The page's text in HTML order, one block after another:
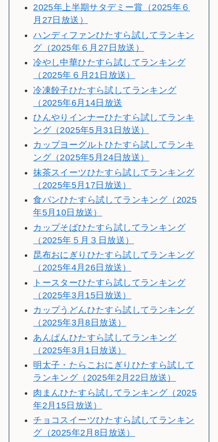
2025年上半期サタデミー賞（2025年６
月27日放送）
ハンディファンひたすら試してランキン
グ（2025年６月27日放送）
冷やし中華ひたすら試してランキング
（2025年６月21日放送）
冷凍餃子ひたすら試してランキング
（2025年6月14日放送
ひんやりインナーひたすら試してランキ
ング（2025年5月31日放送）
カップヨーグルトひたすら試してランキ
ング（2025年5月24日放送）
抹茶スイーツひたすら試してランキング
（2025年5月17日放送）
食パンひたすら試してランキング（2025
年5月10日放送）
カップそばひたすら試してランキング
（2025年５月３日放送）
昆布おにぎりひたすら試してランキング
（2025年4月26日放送）
トースターひたすら試してランキング
（2025年3月15日放送）
カップうどんひたすら試してランキング
（2025年3月8日放送）
あんぱんひたすら試してランキング
（2025年3月1日放送）
明太子・たらこおにぎりひたすら試して
ランキング（2025年2月22日放送）
肉まんひたすら試してランキング（2025
年2月15日放送）
チョコスイーツひたすら試してランキン
グ（2025年2月8日放送）